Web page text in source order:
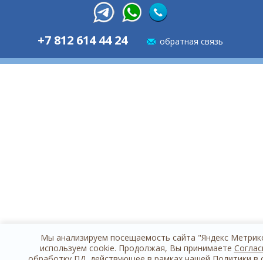
+7 812 614 44 24 обратная связь
Мы анализируем посещаемость сайта "Яндекс
используем cookie. Продолжая, Вы принимаете